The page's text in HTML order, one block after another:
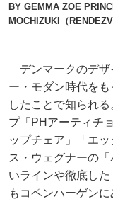
BY GEMMA ZOE
MOCHIZUKI（
デンマークのデザ
ー・モダン時代を
したことで知られ
プ「PHアーティチ
ップチェア」「エ
ス・ウェグナーの
いラインや徹底し
もコペンハーゲン